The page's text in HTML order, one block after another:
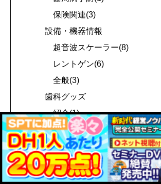
保険関連(3)
設備・機器情報
超音波スケーラー(8)
レントゲン(6)
全般(3)
歯科グッズ
紹介(1)
使用レポート(1)
ネットで発見!!
治療・商材(1)
歯科ホームページ(1)